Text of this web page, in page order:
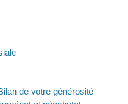
de votre générosité